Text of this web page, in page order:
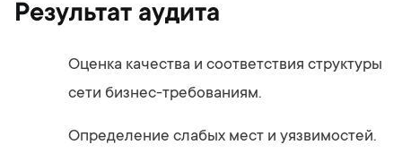
Результат аудита
Оценка качества и соответствия структуры
сети бизнес-требованиям.
Определение слабых мест и уязвимостей.